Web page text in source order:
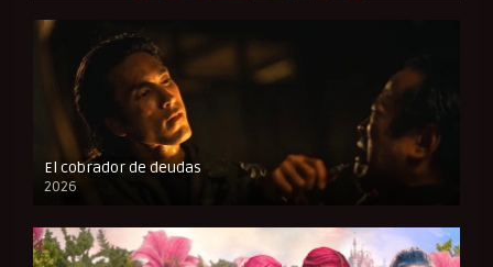
El cobrador de deudas
2026
FULL HD